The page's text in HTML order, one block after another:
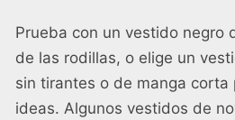
Prueba con un vestido negro
de las rodillas, o elige un
sin tirantes o de manga corta
ideas. Algunos vestidos de